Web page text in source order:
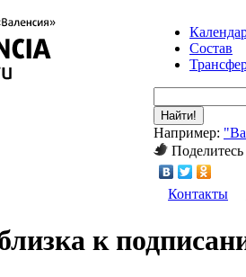
Состав
Найти!
Например:
Контакты
к